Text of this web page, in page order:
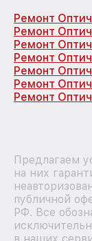
Ремонт
Ремонт
Ремонт
Ремонт
Ремонт
Ремонт
Ремонт
Предлагаем
на них
публичной
РФ. Все